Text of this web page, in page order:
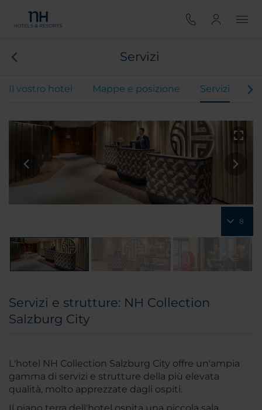
Servizi
Il vostro hotel Mappe e posizione Servizi
8
Servizi e strutture: NH Collection
Salzburg City
L'hotel NH Collection Salzburg City offre un'ampia
gamma di servizi e strutture della più elevata
qualità, molto apprezzate dagli ospiti.